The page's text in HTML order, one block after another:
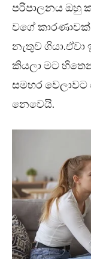
පරිපාලනය ඔහු
වගේ
නැතුව
කියලා මට
සමහර වෙලාවට
නෙවෙයි.